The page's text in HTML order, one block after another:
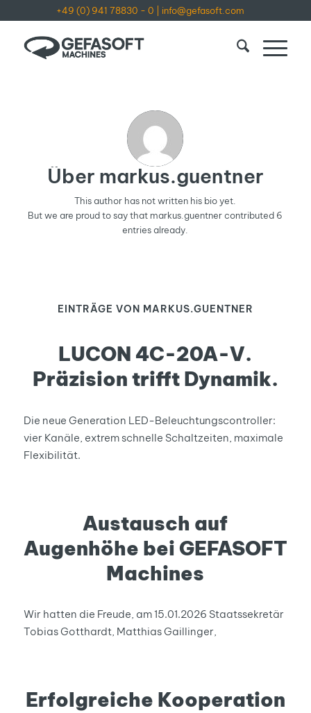
+49 (0) 941 78830 - 0 info@gefasoft.com
Über markus.guentner
This author has not written his bio yet.
But we are proud to say that markus.guentnercontributed 6
entries already.
EINTRÄGE VON MARKUS.GUENTNER
LUCON 4C-20A-V.
Präzision trifft Dynamik.
Die neue Generation LED-Beleuchtungscontroller:
vier Kanäle, extrem schnelle Schaltzeiten, maximale
Flexibilität.
Austausch auf
Augenhöhe bei GEFASOFT
Machines
Wir hatten die Freude, am 15.01.2026 Staatssekretär
Tobias Gotthardt, Matthias Gaillinger,
Erfolgreiche Kooperation